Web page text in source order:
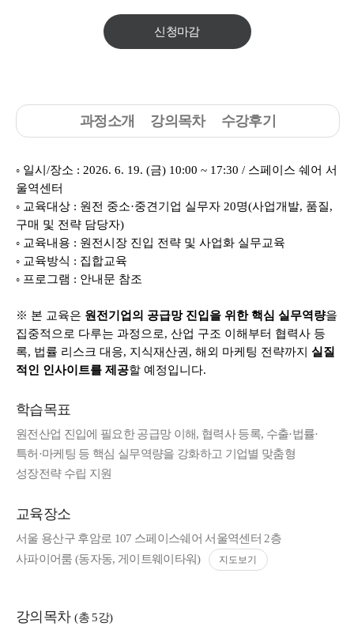
신청마감
과정소개 강의목차 수강후기
◦ 일시/장소 : 2026. 6. 19. (금) 10:00 ~ 17:30 / 스페이스 쉐어 서
울역센터
◦ 교육대상 : 원전 중소·중견기업 실무자 20명(사업개발, 품질,
구매 및 전략 담당자)
◦ 교육내용 : 원전시장 진입 전략 및 사업화 실무교육
◦ 교육방식 : 집합교육
◦ 프로그램 : 안내문 참조
※ 본 교육은 원전기업의 공급망 진입을 위한 핵심 실무역량을
집중적으로 다루는 과정으로, 산업 구조 이해부터 협력사 등
록, 법률 리스크 대응, 지식재산권, 해외 마케팅 전략까지 실질
적인 인사이트를 제공할 예정입니다.
학습목표
원전산업 진입에 필요한 공급망 이해, 협력사 등록, 수출·법률·
특허·마케팅 등 핵심 실무역량을 강화하고 기업별 맞춤형
성장전략 수립 지원
교육장소
서울 용산구 후암로 107 스페이스쉐어 서울역센터 2층
사파이어룸 (동자동, 게이트웨이타워)
지도보기
강의목차 (총 5강)